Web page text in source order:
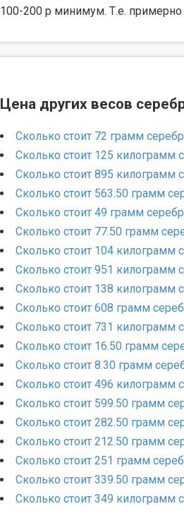
100-200 р минимум. Т.е.
Цена других весов
Сколько стоит 72 грамм
Сколько стоит 125 килограмм
Сколько стоит 895 килограмм
Сколько стоит 563.50 грамм
Сколько стоит 49 грамм
Сколько стоит 77.50 грамм
Сколько стоит 104 килограмм
Сколько стоит 951 килограмм
Сколько стоит 138 килограмм
Сколько стоит 608 грамм
Сколько стоит 731 килограмм
Сколько стоит 16.50 грамм
Сколько стоит 8.30 грамм
Сколько стоит 496 килограмм
Сколько стоит 599.50 грамм
Сколько стоит 282.50 грамм
Сколько стоит 212.50 грамм
Сколько стоит 251 грамм
Сколько стоит 339.50 грамм
Сколько стоит 349 килограмм